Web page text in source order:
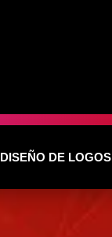
DISEÑO DE LOGOS